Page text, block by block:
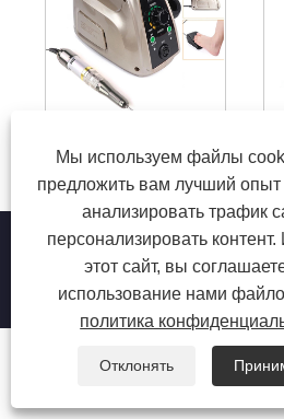
Портативный набор электрических сверл для ногтей с мощным двигателем 65 Вт, 35000 об/мин
Мы используем файлы
предложить вам лучший опыт
анализировать трафик
персонализировать контент.
этот сайт, вы
использование нами
политика
Отклонять
Copyright © 2025 Shenzhen Ruina
ногтевая лампа, дрессировщик